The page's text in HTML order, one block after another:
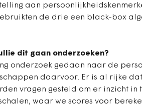
aan
de drie een black-box
dit gaan onderzoeken?
onderzoek gedaan naar de
daarvoor. Er is al rijke
vragen gesteld om er inzicht
waar we scores voor